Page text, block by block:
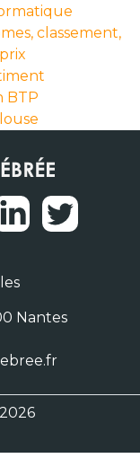
classement,
BTP
Nantes